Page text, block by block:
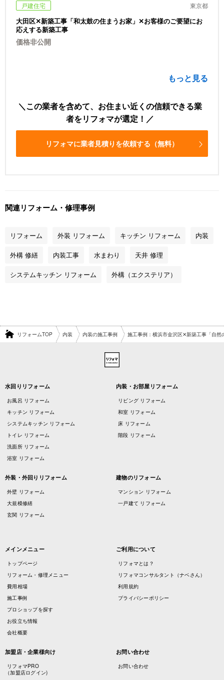
戸建住宅 東京都
大田区✕新築工事「和太鼓の住まうお家」✕お客様のご要望にお
応えする新築工事
価格非公開
もっと見る
この業者を含めて、お住まい近くの信頼できる業
者をリフォマが選定！
リフォマに業者見積りを依頼する（無料）
関連リフォーム・修理事例
リフォーム 外装 リフォーム キッチン リフォーム 内装
外構 修繕 内装工事 水まわり 天井 修理
システムキッチン リフォーム 外構（エクステリア）
リフォームTOP 内装 内装の施工事例 施工事例：横浜市金沢区✕新築工事「自
水回りリフォーム
お風呂 リフォーム
キッチン リフォーム
システムキッチン リフォーム
トイレ リフォーム
洗面所 リフォーム
浴室 リフォーム
内装・お部屋リフォーム
リビング リフォーム
和室 リフォーム
床 リフォーム
階段 リフォーム
外装・外回りリフォーム
外壁 リフォーム
大規模修繕
玄関 リフォーム
建物のリフォーム
マンション リフォーム
一戸建て リフォーム
メインメニュー
トップページ
リフォーム・修理メニュー
費用相場
施工事例
プロショップを探す
お役立ち情報
会社概要
ご利用について
リフォマとは？
リフォマコンサルタント（ナベさん）
利用規約
プライバシーポリシー
加盟店・企業様向け
リフォマPRO
（加盟店ログイン)
お問い合わせ
お問い合わせ